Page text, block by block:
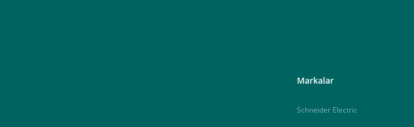
Markalar
Schneider Electric